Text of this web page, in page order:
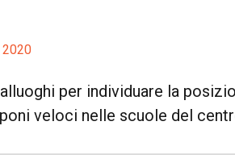
2020
per individuare la
veloci nelle scuole del